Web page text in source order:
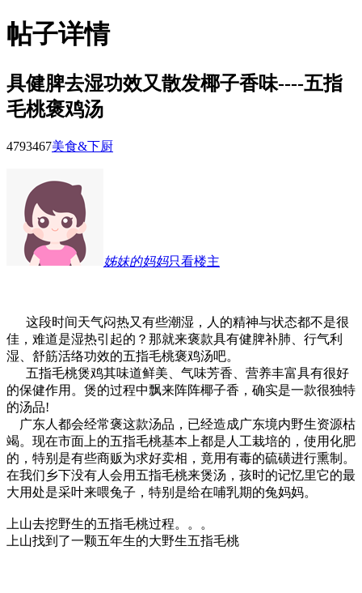
帖子详情
具健脾去湿功效又散发椰子香味----五指
毛桃褒鸡汤
4793467美食&下厨
姊妹的妈妈只看楼主
这段时间天气闷热又有些潮湿，人的精神与状态都不是很
佳，难道是湿热引起的？那就来褒款具有健脾补肺、行气利
湿、舒筋活络功效的五指毛桃褒鸡汤吧。
五指毛桃煲鸡其味道鲜美、气味芳香、营养丰富具有很好
的保健作用。煲的过程中飘来阵阵椰子香，确实是一款很独特
的汤品!
广东人都会经常褒这款汤品，已经造成广东境内野生资源枯
竭。现在市面上的五指毛桃基本上都是人工栽培的，使用化肥
的，特别是有些商贩为求好卖相，竟用有毒的硫磺进行熏制。
在我们乡下没有人会用五指毛桃来煲汤，孩时的记忆里它的最
大用处是采叶来喂兔子，特别是给在哺乳期的兔妈妈。
上山去挖野生的五指毛桃过程。。。
上山找到了一颗五年生的大野生五指毛桃